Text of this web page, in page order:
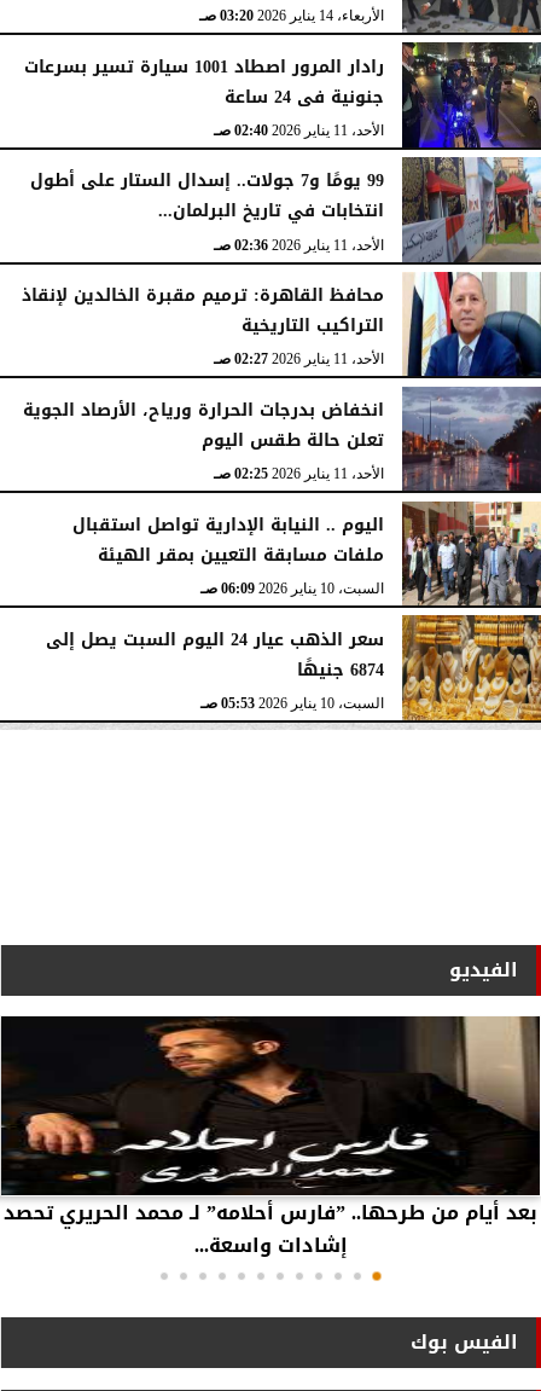
الأربعاء، 14 يناير 2026 03:20 صـ
رادار المرور اصطاد 1001 سيارة تسير بسرعات
جنونية فى 24 ساعة
الأحد، 11 يناير 2026 02:40 صـ
99 يومًا و7 جولات.. إسدال الستار على أطول
انتخابات في تاريخ البرلمان...
الأحد، 11 يناير 2026 02:36 صـ
محافظ القاهرة: ترميم مقبرة الخالدين لإنقاذ
التراكيب التاريخية
الأحد، 11 يناير 2026 02:27 صـ
انخفاض بدرجات الحرارة ورياح، الأرصاد الجوية
تعلن حالة طقس اليوم
الأحد، 11 يناير 2026 02:25 صـ
اليوم .. النيابة الإدارية تواصل استقبال
ملفات مسابقة التعيين بمقر الهيئة
السبت، 10 يناير 2026 06:09 صـ
سعر الذهب عيار 24 اليوم السبت يصل إلى
6874 جنيهًا
السبت، 10 يناير 2026 05:53 صـ
الفيديو
بعد أيام من طرحها.. ”فارس أحلامه” لـ محمد الحريري تحصد
إشادات واسعة...
الفيس بوك